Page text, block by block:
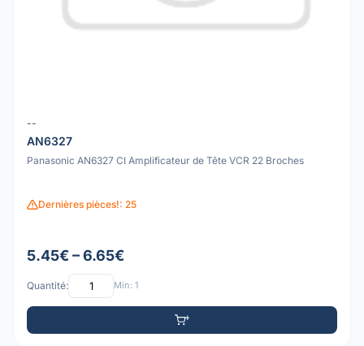
--
AN6327
Panasonic AN6327 CI Amplificateur de Tête VCR 22 Broches
Dernières pièces!: 25
5.45€ – 6.65€
Quantité: Min: 1